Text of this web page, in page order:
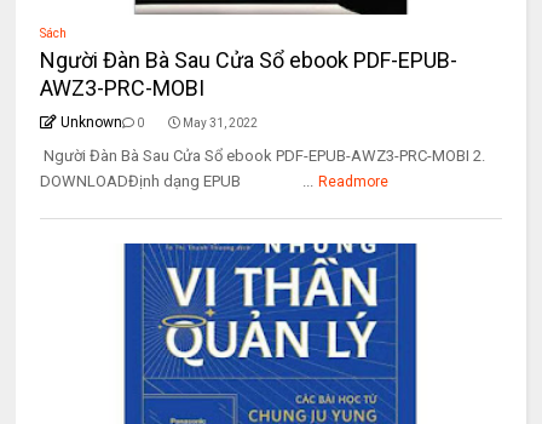
Sách
Người Đàn Bà Sau Cửa Sổ ebook PDF-EPUB-
AWZ3-PRC-MOBI
Unknown 0 May 31, 2022
Người Đàn Bà Sau Cửa Sổ ebook PDF-EPUB-AWZ3-PRC-MOBI 2.
DOWNLOADĐịnh dạng EPUB ... Readmore